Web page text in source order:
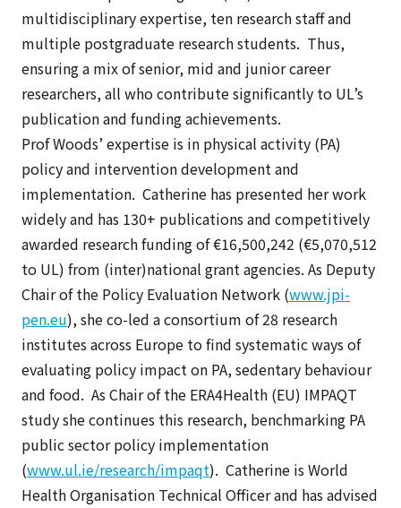
multidisciplinary expertise, ten research staff and
multiple postgraduate research students. Thus,
ensuring a mix of senior, mid and junior career
researchers, all who contribute significantly to UL’s
publication and funding achievements.
Prof Woods’ expertise is in physical activity (PA)
policy and intervention development and
implementation. Catherine has presented her work
widely and has 130+ publications and competitively
awarded research funding of €16,500,242 (€5,070,512
to UL) from (inter)national grant agencies. As Deputy
Chair of the Policy Evaluation Network (www.jpi-
pen.eu), she co-led a consortium of 28 research
institutes across Europe to find systematic ways of
evaluating policy impact on PA, sedentary behaviour
and food. As Chair of the ERA4Health (EU) IMPAQT
study she continues this research, benchmarking PA
public sector policy implementation
(www.ul.ie/research/impaqt). Catherine is World
Health Organisation Technical Officer and has advised